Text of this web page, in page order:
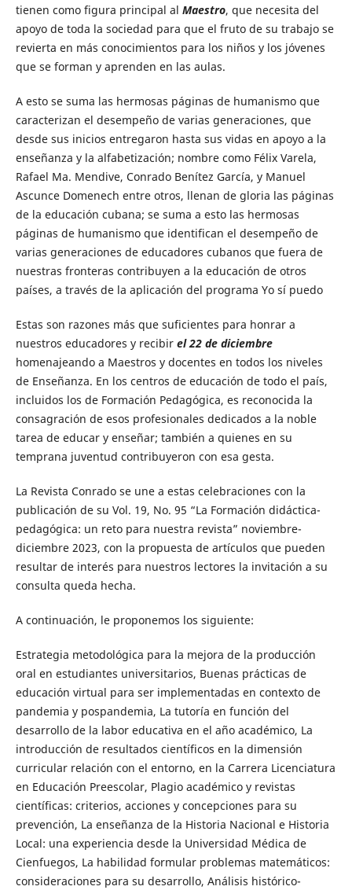
tienen como figura principal al Maestro, que necesita del
apoyo de toda la sociedad para que el fruto de su trabajo se
revierta en más conocimientos para los niños y los jóvenes
que se forman y aprenden en las aulas.
A esto se suma las hermosas páginas de humanismo que
caracterizan el desempeño de varias generaciones, que
desde sus inicios entregaron hasta sus vidas en apoyo a la
enseñanza y la alfabetización; nombre como Félix Varela,
Rafael Ma. Mendive, Conrado Benítez García, y Manuel
Ascunce Domenech entre otros, llenan de gloria las páginas
de la educación cubana; se suma a esto las hermosas
páginas de humanismo que identifican el desempeño de
varias generaciones de educadores cubanos que fuera de
nuestras fronteras contribuyen a la educación de otros
países, a través de la aplicación del programa Yo sí puedo
Estas son razones más que suficientes para honrar a
nuestros educadores y recibir el 22 de diciembre
homenajeando a Maestros y docentes en todos los niveles
de Enseñanza. En los centros de educación de todo el país,
incluidos los de Formación Pedagógica, es reconocida la
consagración de esos profesionales dedicados a la noble
tarea de educar y enseñar; también a quienes en su
temprana juventud contribuyeron con esa gesta.
La Revista Conrado se une a estas celebraciones con la
publicación de su Vol. 19, No. 95 “La Formación didáctica-
pedagógica: un reto para nuestra revista” noviembre-
diciembre 2023, con la propuesta de artículos que pueden
resultar de interés para nuestros lectores la invitación a su
consulta queda hecha.
A continuación, le proponemos los siguiente:
Estrategia metodológica para la mejora de la producción
oral en estudiantes universitarios, Buenas prácticas de
educación virtual para ser implementadas en contexto de
pandemia y pospandemia, La tutoría en función del
desarrollo de la labor educativa en el año académico, La
introducción de resultados científicos en la dimensión
curricular relación con el entorno, en la Carrera Licenciatura
en Educación Preescolar, Plagio académico y revistas
científicas: criterios, acciones y concepciones para su
prevención, La enseñanza de la Historia Nacional e Historia
Local: una experiencia desde la Universidad Médica de
Cienfuegos, La habilidad formular problemas matemáticos:
consideraciones para su desarrollo, Análisis histórico-